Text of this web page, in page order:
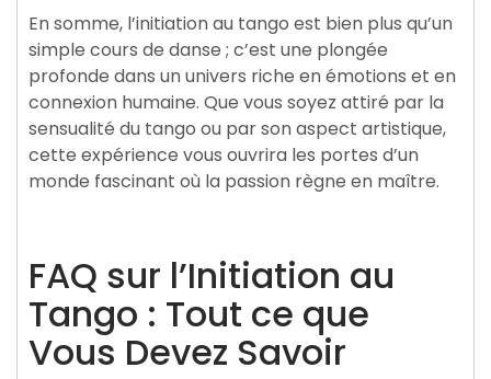
En somme, l’initiation au tango est bien plus qu’un
simple cours de danse ; c’est une plongée
profonde dans un univers riche en émotions et en
connexion humaine. Que vous soyez attiré par la
sensualité du tango ou par son aspect artistique,
cette expérience vous ouvrira les portes d’un
monde fascinant où la passion règne en maître.
FAQ sur l’Initiation au
Tango : Tout ce que
Vous Devez Savoir